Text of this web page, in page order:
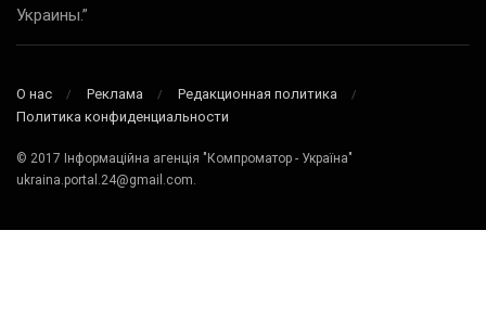
Украины.”
О нас Реклама
Редакционная политика
Политика конфиденциальности
© 2017 Інформаційна агенція "Компроматор - Україна"
ukraina.portal.24@gmail.com.